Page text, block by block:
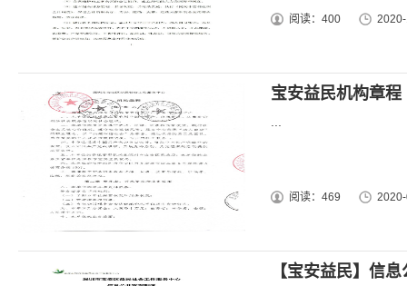
阅读：400
宝安益民机构章
阅读：469
【宝安益民】信